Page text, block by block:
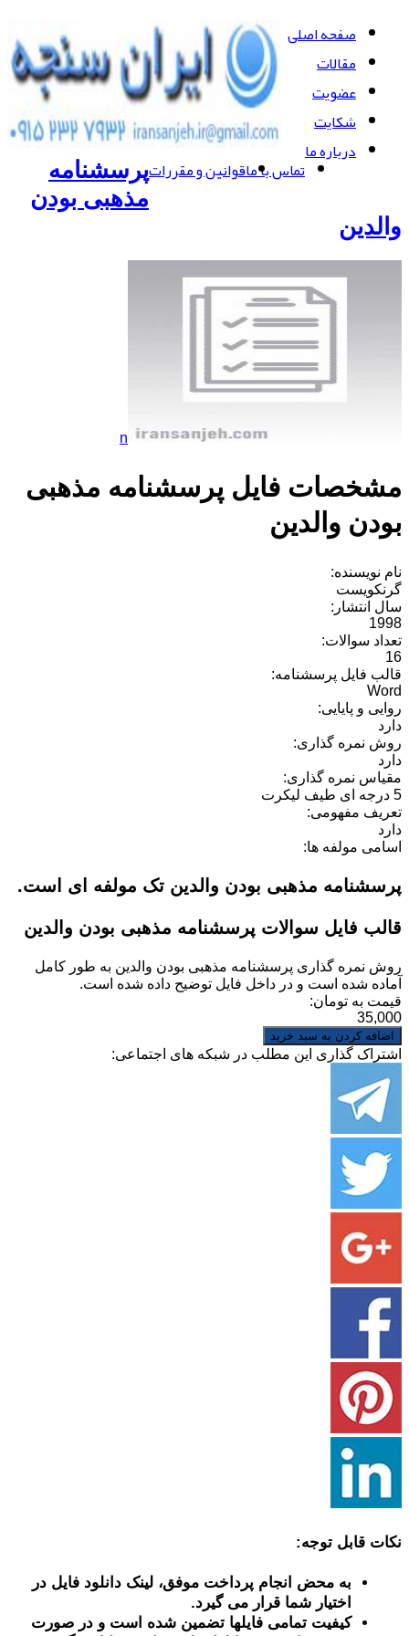
صفحه اصلی
مقالات
عضویت
شکایت
درباره ما
تماس با ماقوانین و مقرراتپرسشنامه
مذهبی بودن
والدین
n
مشخصات فایل پرسشنامه مذهبی
بودن والدین
نام نویسنده:
گرنکویست
سال انتشار:
1998
تعداد سوالات:
16
قالب فایل پرسشنامه:
Word
روایی و پایایی:
دارد
روش نمره گذاری:
دارد
مقیاس نمره گذاری:
5 درجه ای طیف لیکرت
تعریف مفهومی:
دارد
اسامی مولفه ها:
پرسشنامه مذهبی بودن والدین تک مولفه ای است.
قالب فایل سوالات پرسشنامه مذهبی بودن والدین
روش نمره گذاری پرسشنامه مذهبی بودن والدین به طور کامل
آماده شده است و در داخل فایل توضیح داده شده است.
قیمت به تومان:
35,000
اشتراک گذاری این مطلب در شبکه های اجتماعی:
نکات قابل توجه:
به محض انجام پرداخت موفق، لینک دانلود فایل در
اختیار شما قرار می گیرد.
کیفیت تمامی فایلها تضمین شده است و در صورت